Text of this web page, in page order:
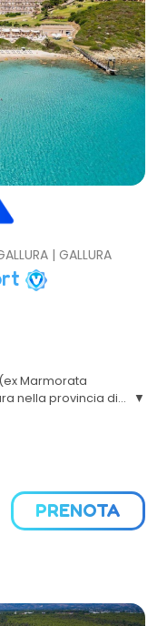
| GALLURA
Marmorata
nella provincia di
a 65 km dal porto
a 105 km dal
abitato di Santa
settentrionale
che si
corpi denominati
una parte delle
PRENOTA